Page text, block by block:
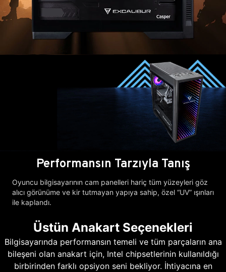
Performansın Tarzıyla Tanış
Oyuncu bilgisayarının cam panelleri hariç tüm yüzeyleri göz
alıcı görünüme ve kir tutmayan yapıya sahip, özel “UV” ışınları
ile kaplandı.
Üstün Anakart Seçenekleri
Bilgisayarında performansın temeli ve tüm parçaların ana
bileşeni olan anakart için, Intel chipsetlerinin kullanıldığı
birbirinden farklı opsiyon seni bekliyor. İhtiyacına en